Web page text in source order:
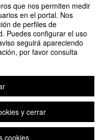
que nos permiten medir
en el portal. Nos
de perfiles de
Puedes configurar el uso
seguirá apareciendo
por favor consulta
y cerrar
cookies
en tu sitio
de las áreas sustantivas para
Vicerrectoria de Extensión UNA